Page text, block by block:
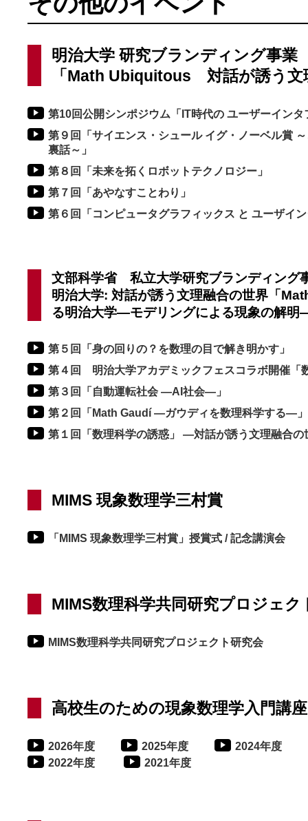
明治大学 研究ブランディング事
「Math Ubiquitous 対話が誘う文
第10回公開シンポジウム「IT時代の ユーザーイン
第９回「サイエンス・シュール イグ・ノーベル賞
裏話～」
第８回「未来を拓くロボットテクノロジー」
第７回「あやなすことわり」
第６回「コンピュータグラフィックス と ユーザイ
文部科学省 私立大学研究ブランディング
明治大学: 対話が誘う文理融合の世界「
る明治大学―モデリングによる現象の解明
第５回「身の回りの？を数理の目で解き明かす」
第４回 明治大学アカデミックフェスコラボ開催「
第３回「自動運転社会 ―AI社会―」
第２回「Math Gaudí ―ガウディを数理科学する―」
第１回「数理科学の誘惑」 ―対話が誘う文理融合
MIMS 現象数理学三村賞
「MIMS 現象数理学三村賞」授賞式 / 記念講演会
MIMS数理科学共同研究プロジェク
MIMS数理科学共同研究プロジェクト研究会
高校生のための現象数理学入門講
2026年度 2025年度
2024年度
2022年度
2021年度